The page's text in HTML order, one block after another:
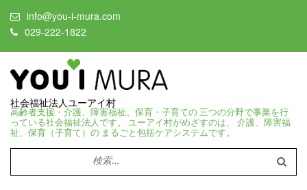
info@you-i-mura.com
029-222-1822
社会福祉法人ユーアイ村
高齢者支援・介護、障害福祉、保育・子育ての 三つの分野で事業を行
っている社会福祉法人です。 ユーアイ村がめざすのは、 介護、障害福
祉、保育（子育て）の まるごと包括ケアシステムです。
検
索: